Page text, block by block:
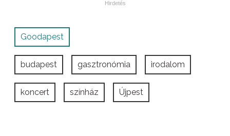
Goodapest
budapest gasztronómia irodalom
koncert színház Újpest